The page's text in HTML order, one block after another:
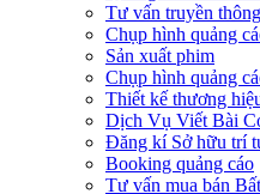
Tư vấn truyền thông
Chụp hình quảng
Sản xuất phim
Chụp hình quảng
Thiết kế thương
Dịch Vụ Viết Bài
Đăng kí Sở hữu trí
Booking quảng cáo
Tư vấn mua bán